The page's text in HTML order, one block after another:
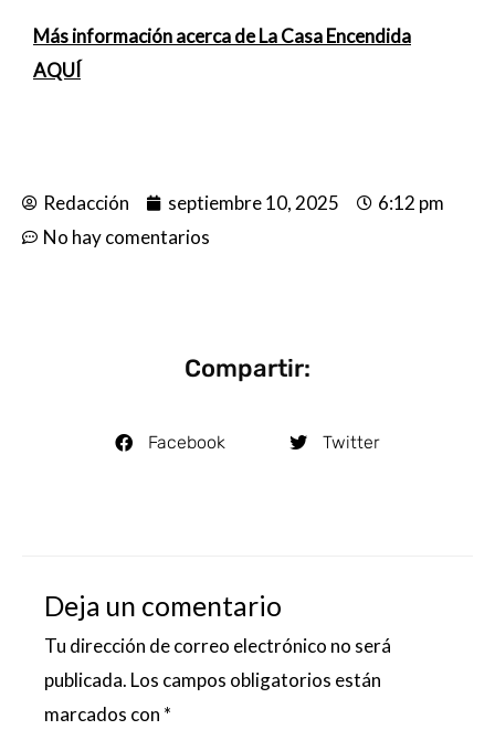
Más información acerca de La Casa Encendida
AQUÍ
Redacción septiembre 10, 2025
6:12 pm
No hay comentarios
Compartir:
Facebook Twitter
Deja un comentario
Tu dirección de correo electrónico no será
publicada. Los campos obligatorios están
marcados con *